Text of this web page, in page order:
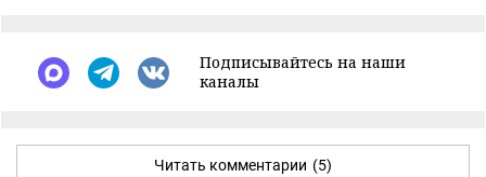
Подписывайтесь на наши
каналы
Читать комментарии (5)